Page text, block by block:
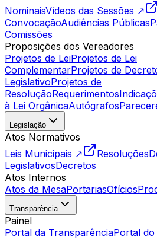
NominaisVídeos das Sessões ↗
ConvocaçãoAudiências Públicas
Comissões
Proposições dos Vereadores
Projetos de LeiProjetos de Lei
ComplementarProjetos de
LegislativoProjetos de
ResoluçãoRequerimentos
à Lei OrgânicaAutógrafos
Legislação
Atos Normativos
Leis Municipais ↗
Resoluções
LegislativosDecretos
Atos Internos
Atos da MesaPortariasOfícios
Transparência
Painel
Portal da TransparênciaPortal do